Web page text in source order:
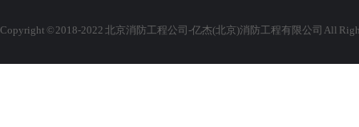
Copyright © 2018-2022 北京消防工程公司-亿杰(北京)消防工程有限公司 All